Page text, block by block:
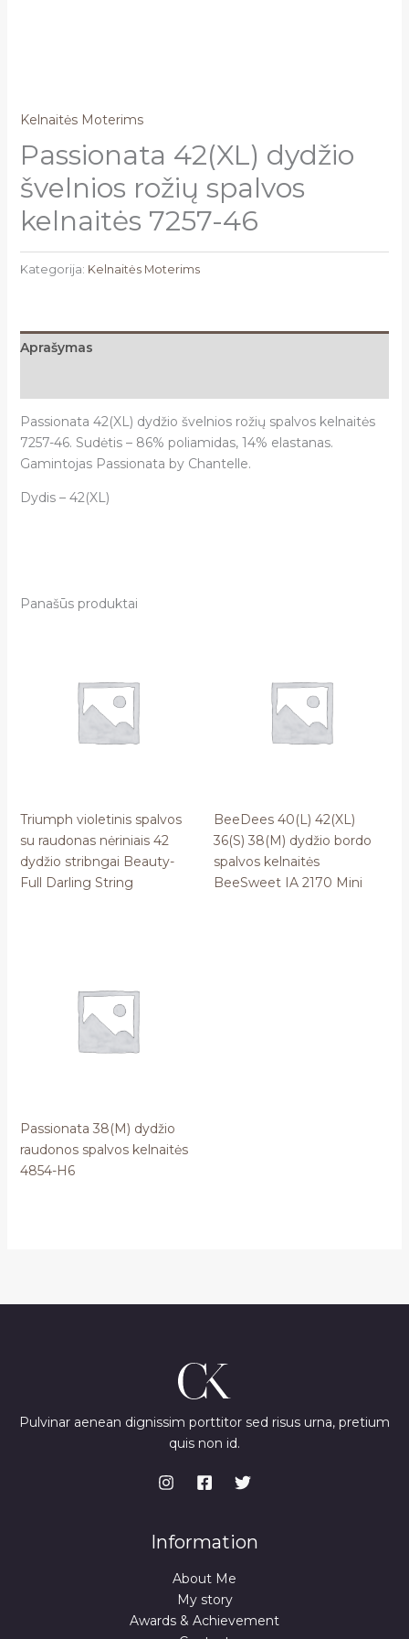
Kelnaitės Moterims
Passionata 42(XL) dydžio
švelnios rožių spalvos
kelnaitės 7257-46
Kategorija: Kelnaitės Moterims
Aprašymas
Passionata 42(XL) dydžio švelnios rožių spalvos kelnaitės
7257-46. Sudėtis – 86% poliamidas, 14% elastanas.
Gamintojas Passionata by Chantelle.
Dydis – 42(XL)
Panašūs produktai
Triumph violetinis spalvos
su raudonas nėriniais 42
dydžio stribngai Beauty-
Full Darling String
BeeDees 40(L) 42(XL)
36(S) 38(M) dydžio bordo
spalvos kelnaitės
BeeSweet IA 2170 Mini
Passionata 38(M) dydžio
raudonos spalvos kelnaitės
4854-H6
Pulvinar aenean dignissim porttitor sed risus urna, pretium
quis non id.
Information
About Me
My story
Awards & Achievement